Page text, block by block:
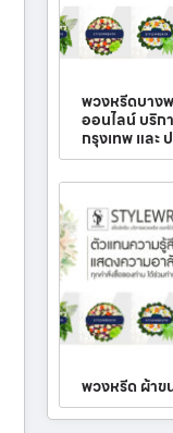
พวงหรีดบาง
ออนไลน์ บริก
กรุงเทพ และ
พวงหรีด ผ้าข